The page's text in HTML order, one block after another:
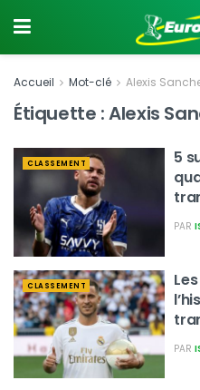
Accueil Mot-clé Alexis
Étiquette :Alexis
CLASSEMENT
5
PAR
CLASSEMENT
PAR